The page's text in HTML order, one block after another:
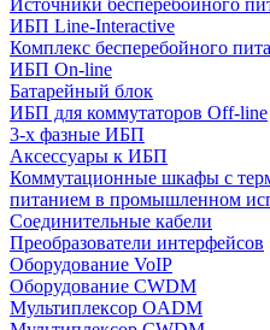
Источники бесперебойного
ИБП Line-Interactive
Комплекс бесперебойного
ИБП On-line
Батарейный блок
ИБП для коммутаторов Off-line
3-х фазные ИБП
Аксессуары к ИБП
Коммутационные шкафы с
питанием в промышленном
Соединительные кабели
Преобразователи интерфейсов
Оборудование VoIP
Оборудование CWDM
Мультиплекcор OADM